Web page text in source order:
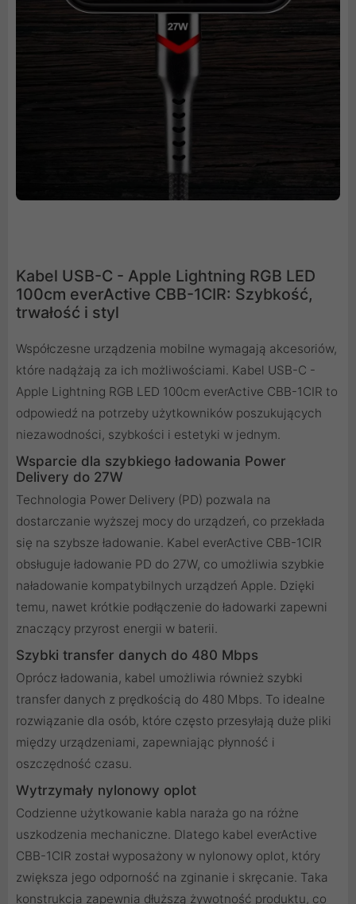
Kabel USB-C - Apple Lightning RGB LED
100cm everActive CBB-1CIR: Szybkość,
trwałość i styl
Współczesne urządzenia mobilne wymagają akcesoriów,
które nadążają za ich możliwościami. Kabel USB-C -
Apple Lightning RGB LED 100cm everActive CBB-1CIR to
odpowiedź na potrzeby użytkowników poszukujących
niezawodności, szybkości i estetyki w jednym.
Wsparcie dla szybkiego ładowania Power
Delivery do 27W
Technologia Power Delivery (PD) pozwala na
dostarczanie wyższej mocy do urządzeń, co przekłada
się na szybsze ładowanie. Kabel everActive CBB-1CIR
obsługuje ładowanie PD do 27W, co umożliwia szybkie
naładowanie kompatybilnych urządzeń Apple. Dzięki
temu, nawet krótkie podłączenie do ładowarki zapewni
znaczący przyrost energii w baterii.
Szybki transfer danych do 480 Mbps
Oprócz ładowania, kabel umożliwia również szybki
transfer danych z prędkością do 480 Mbps. To idealne
rozwiązanie dla osób, które często przesyłają duże pliki
między urządzeniami, zapewniając płynność i
oszczędność czasu.
Wytrzymały nylonowy oplot
Codzienne użytkowanie kabla naraża go na różne
uszkodzenia mechaniczne. Dlatego kabel everActive
CBB-1CIR został wyposażony w nylonowy oplot, który
zwiększa jego odporność na zginanie i skręcanie. Taka
konstrukcja zapewnia dłuższą żywotność produktu, co